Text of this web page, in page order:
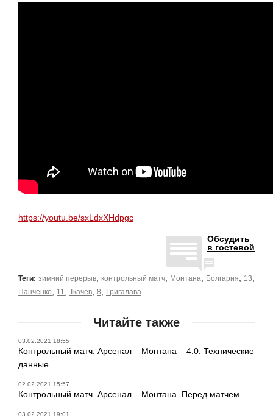
https://youtu.be/sxLdxXHdpgc
Обсудить
в гостевой
Теги: зимний перерыв контрольный матч Монтана Болгария 13
Панченко 11 Ткачёв 8 Григалава
Читайте также
03.02.2021 18:55
Контрольный матч. Арсенал – Монтана – 4:0. Технические
данные
02.02.2021 15:57
Контрольный матч. Арсенал – Монтана. Перед матчем
03.02.2021 19:01